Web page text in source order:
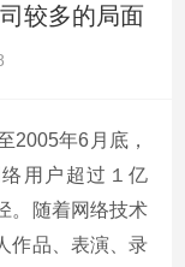
较多的局面
2005年6月底，
用户超过１亿
。随着网络技术
作品、表演、录